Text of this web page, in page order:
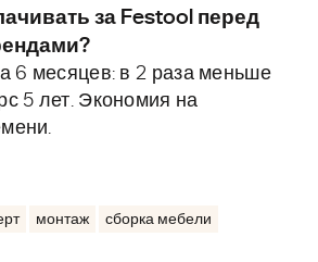
за Festool перед
6 месяцев: в 2 раза меньше
5 лет. Экономия на
монтаж
сборка мебели